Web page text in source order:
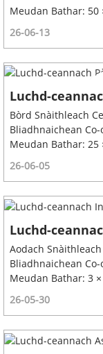
Meudan Bathar: 50
26-06-13
Luchd-
Bòrd Snàithleach
Bliadhnaichean
Meudan Bathar: 25
26-06-05
Luchd-
Aodach Snàithleach
Bliadhnaichean
Meudan Bathar: 3
26-05-30